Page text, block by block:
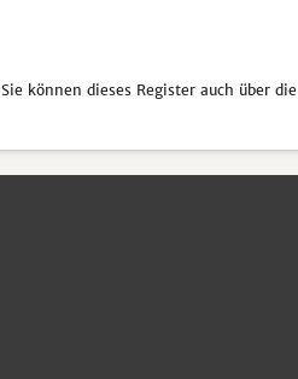
Sie können dieses Register auch über die